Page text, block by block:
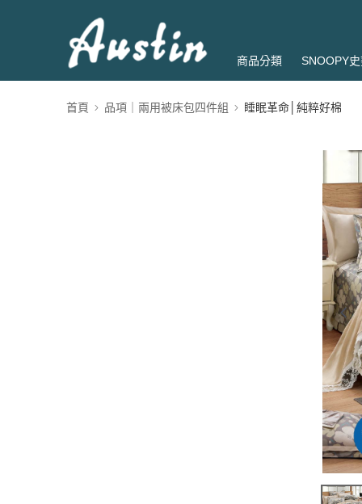
商品分類 SNOOPY
首頁 品項｜兩用被床包四件組 睡眠革命│純粹好棉